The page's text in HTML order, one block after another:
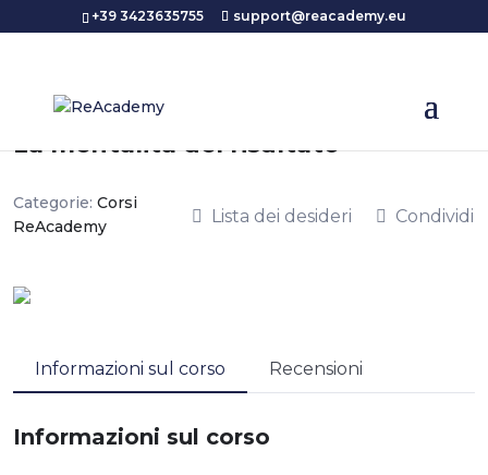
+39 3423635755 support@reacademy.eu
5.00 (3 Valutazioni)
La mentalità del risultato
Categorie: Corsi
ReAcademy
Lista dei desideri Condividi
Informazioni sul corso Recensioni
Informazioni sul corso